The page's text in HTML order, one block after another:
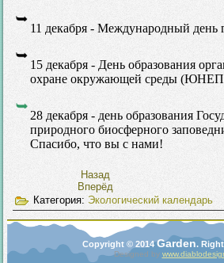
11 декабря - Международный день
15 декабря - День образования
охране окружающей среды
28 декабря - день образования
природного биосферного
Спасибо, что вы с нами!
Назад
Вперёд
Категория:Экологический календарь
Copyright © 2014Garden.
Designed by